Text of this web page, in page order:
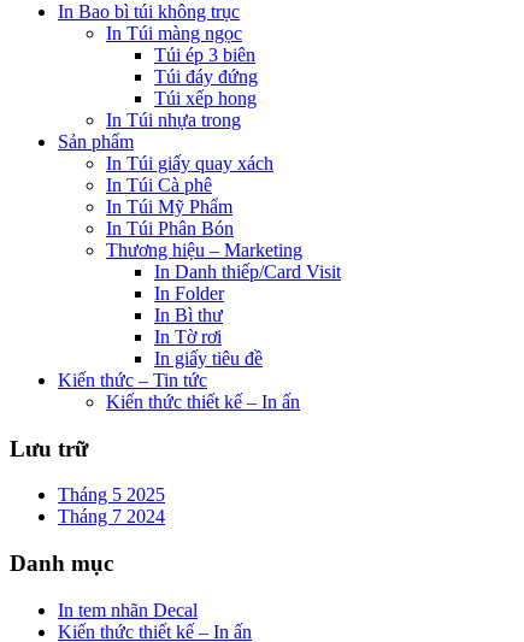
In Bao bì túi không trục
In Túi màng ngọc
Túi ép 3 biên
Túi đáy đứng
Túi xếp hong
In Túi nhựa trong
Sản phẩm
In Túi giấy quay xách
In Túi Cà phê
In Túi Mỹ Phẩm
In Túi Phân Bón
Thương hiệu – Marketing
In Danh thiếp/Card Visit
In Folder
In Bì thư
In Tờ rơi
In giấy tiêu đề
Kiến thức – Tin tức
Kiến thức thiết kế – In ấn
Lưu trữ
Tháng 5 2025
Tháng 7 2024
Danh mục
In tem nhãn Decal
Kiến thức thiết kế – In ấn